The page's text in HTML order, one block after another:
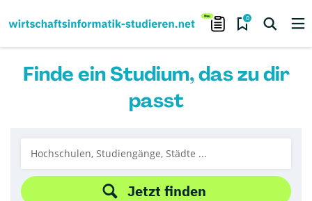
0
Finde ein Studium, das zu dir
passt
Jetzt finden